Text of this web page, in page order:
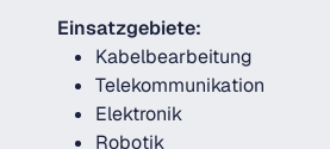
Einsatzgebiete:
Kabelbearbeitung
Telekommunikation
Elektronik
Robotik